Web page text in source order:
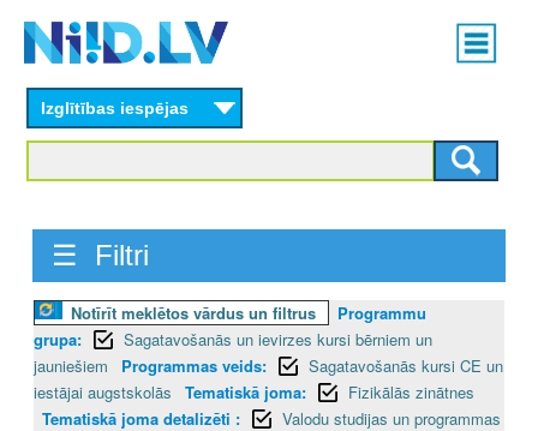
content
Main
menu
Izglītības iespējas
☰ Filtri
Notīrīt meklētos vārdus un filtrus
Programmu
grupa:
Sagatavošanās un ievirzes kursi bērniem un
jauniešiem
Programmas veids:
Sagatavošanās kursi CE un
iestājai augstskolās
Tematiskā joma:
Fizikālās zinātnes
Tematiskā joma detalizēti :
Valodu studijas un programmas